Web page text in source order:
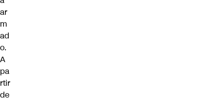
ar
m
ad
o.
A
pa
rtir
de